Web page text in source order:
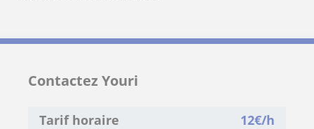
Contactez Youri
Tarif horaire 12€/h